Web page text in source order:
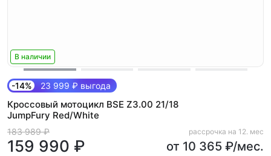
В наличии
-14% 23 999 ₽ выгода
Кроссовый мотоцикл BSE Z3.00 21/18
JumpFury Red/White
183 989 ₽
159 990 ₽
рассрочка на 12. мес
от 10 365 ₽/мес.